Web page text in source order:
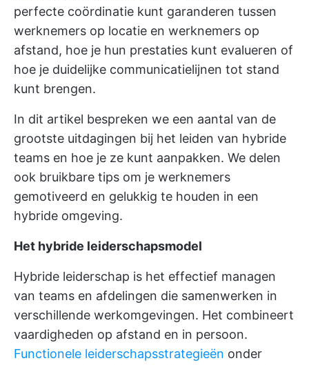
perfecte coördinatie kunt garanderen tussen
werknemers op locatie en werknemers op
afstand, hoe je hun prestaties kunt evalueren of
hoe je duidelijke communicatielijnen tot stand
kunt brengen.
In dit artikel bespreken we een aantal van de
grootste uitdagingen bij het leiden van hybride
teams en hoe je ze kunt aanpakken. We delen
ook bruikbare tips om je werknemers
gemotiveerd en gelukkig te houden in een
hybride omgeving.
Het hybride leiderschapsmodel
Hybride leiderschap is het effectief managen
van teams en afdelingen die samenwerken in
verschillende werkomgevingen. Het combineert
vaardigheden op afstand en in persoon.
Functionele leiderschapsstrategieën onder